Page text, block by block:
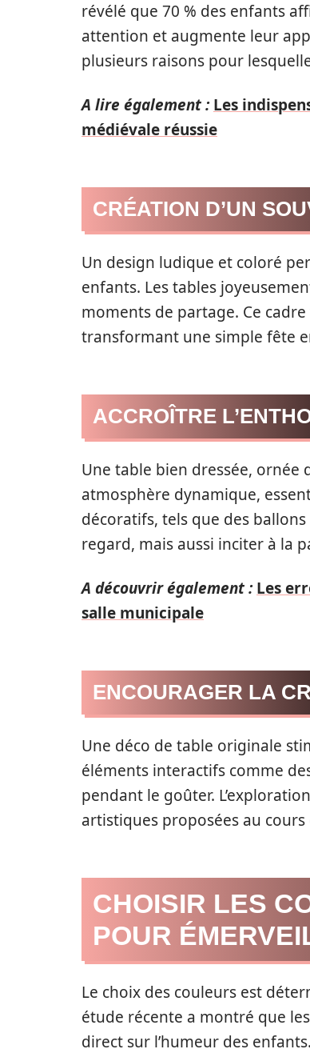
révélé que 70 % des enfants
attention et augmente leur
plusieurs raisons pour
A lire également : Les
médiévale réussie
CRÉATION D’UN
Un design ludique et coloré
enfants. Les tables
moments de partage. Ce
transformant une simple fête
ACCROÎTRE
Une table bien dressée, ornée
atmosphère dynamique,
décoratifs, tels que des
regard, mais aussi inciter à la
A découvrir également : Les
salle municipale
ENCOURAGER LA
Une déco de table originale
éléments interactifs comme
pendant le goûter.
artistiques proposées au cours
CHOISIR LES
POUR
Le choix des couleurs est
étude récente a montré que
direct sur l’humeur des